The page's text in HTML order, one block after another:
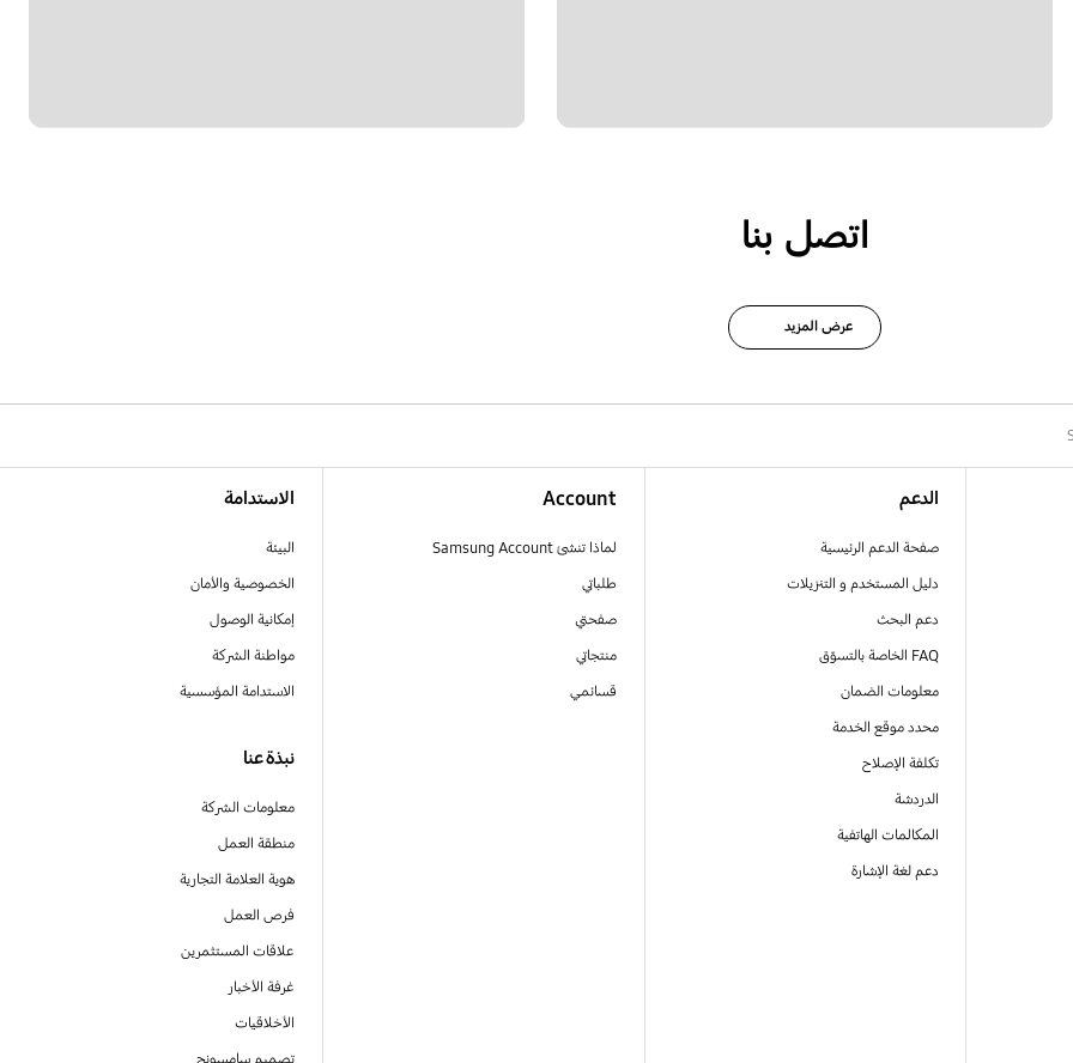
اتصل بنا
عرض المزيد
الدعم
صفحة الدعم الرئيسية
دليل المستخدم و التنزيلات
دعم البحث
FAQ الخاصة بالتسوّق
معلومات الضمان
محدد موقع الخدمة
تكلفة الإصلاح
الدردشة
المكالمات الهاتفية
دعم لغة الإشارة
Account
لماذا تنشئ Samsung Account
طلباتي
صفحتي
منتجاتي
قسائمي
الاستدامة
البيئة
الخصوصية والأمان
إمكانية الوصول
مواطنة الشركة
الاستدامة المؤسسية
نبذة عنا
معلومات الشركة
منطقة العمل
هوية العلامة التجارية
فرص العمل
علاقات المستثمرين
غرفة الأخبار
الأخلاقيات